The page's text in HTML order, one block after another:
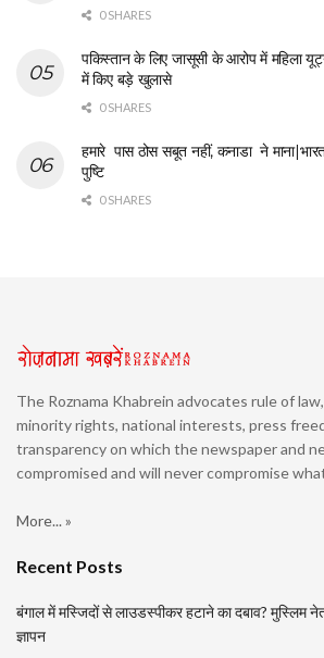
0 SHARES
पकिस्तान के लिए जासूसी के आरोप में महिला
में किए बड़े खुलासे
0 SHARES
हमारे पास ठोस सबूत नहीं, कनाडा ने
पुष्टि
0 SHARES
The Roznama Khabrein advocates rule of
minority rights, national interests, press
transparency on which the newspaper and
compromised and will never compromise
More... »
Recent Posts
बंगाल में मस्जिदों से लाउडस्पीकर हटाने का दबाव? मुस्लिम
ज्ञापन